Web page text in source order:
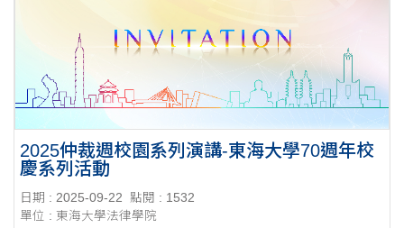
2025仲裁週校園系列演講-東海大學70週年校
慶系列活動
日期 : 2025-09-22
點閱 : 1532
單位 : 東海大學法律學院